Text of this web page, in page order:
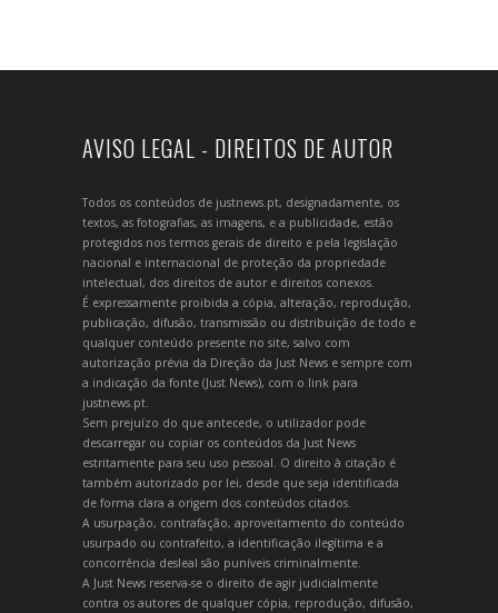
AVISO LEGAL - DIREITOS DE AUTOR
Todos os conteúdos de justnews.pt, designadamente, os
textos, as fotografias, as imagens, e a publicidade, estão
protegidos nos termos gerais de direito e pela legislação
nacional e internacional de proteção da propriedade
intelectual, dos direitos de autor e direitos conexos.
É expressamente proibida a cópia, alteração, reprodução,
publicação, difusão, transmissão ou distribuição de todo e
qualquer conteúdo presente no site, salvo com
autorização prévia da Direção da Just News e sempre com
a indicação da fonte (Just News), com o link para
justnews.pt.
Sem prejuízo do que antecede, o utilizador pode
descarregar ou copiar os conteúdos da Just News
estritamente para seu uso pessoal. O direito à citação é
também autorizado por lei, desde que seja identificada
de forma clara a origem dos conteúdos citados.
A usurpação, contrafação, aproveitamento do conteúdo
usurpado ou contrafeito, a identificação ilegítima e a
concorrência desleal são puníveis criminalmente.
A Just News reserva-se o direito de agir judicialmente
contra os autores de qualquer cópia, reprodução, difusão,